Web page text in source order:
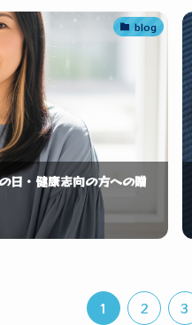
blog
日・健康志向の方への贈
1 2 3